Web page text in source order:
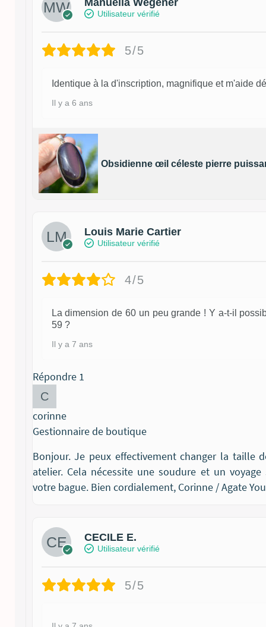
Utilisateur vérifié
5/5
Identique à la d'inscription, magnifique et m'aide
Il y a 6 ans
Obsidienne œil céleste pierre
Louis Marie Cartier
Utilisateur vérifié
4/5
La dimension de 60 un peu grande ! Y a-t-il
59 ?
Il y a 7 ans
Répondre 1
corinne
Gestionnaire de boutique
Bonjour. Je peux effectivement changer la taille
atelier. Cela nécessite une soudure et un
votre bague. Bien cordialement, Corinne / Agate
CECILE E.
Utilisateur vérifié
5/5